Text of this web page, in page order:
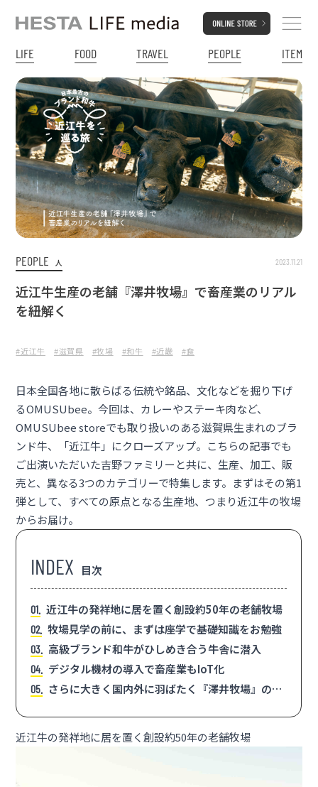
LIFE FOOD TRAVEL PEOPLE ITEM
PEOPLE 人 2023.11.21
近江牛生産の老舗『澤井牧場』で畜産業のリアル
を紐解く
#近江牛 #滋賀県 #牧場 #和牛 #近畿 #食
日本全国各地に散らばる伝統や銘品、文化などを掘り下げ
るOMUSUbee。今回は、カレーやステーキ肉など、
OMUSUbee storeでも取り扱いのある滋賀県生まれのブラ
ンド牛、「近江牛」にクローズアップ。 こちらの記事でも
ご出演いただいた吉野ファミリーと共に、生産、加工、販
売と、異なる3つのカテゴリーで特集します。まずはその第1
弾として、すべての原点となる生産地、つまり近江牛の牧場
からお届け。
目次
1 近江牛の発祥地に居を置く創設約50年の老舗牧場
2 牧場見学の前に、まずは座学で基礎知識をお勉強
3 高級ブランド和牛がひしめき合う牛舎に潜入
4 デジタル機材の導入で畜産業もIoT化
5
さらに大きく国内外に羽ばたく『澤井牧場』の新
近江牛の発祥地に居を置く創設約50年の老舗牧場